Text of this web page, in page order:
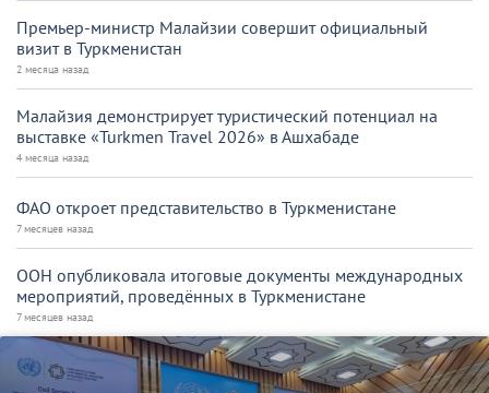
Премьер-министр Малайзии совершит официальный
визит в Туркменистан
2 месяца назад
Малайзия демонстрирует туристический потенциал на
выставке «Turkmen Travel 2026» в Ашхабаде
4 месяца назад
ФАО откроет представительство в Туркменистане
7 месяцев назад
ООН опубликовала итоговые документы международных
мероприятий, проведённых в Туркменистане
7 месяцев назад